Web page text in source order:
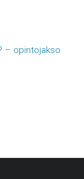
– opintojakso